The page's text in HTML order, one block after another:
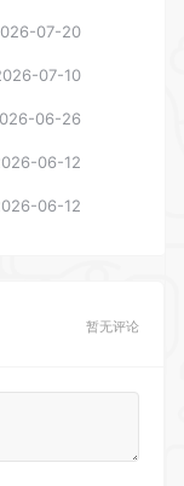
07-20
07-10
06-26
06-12
06-12
暂无评论